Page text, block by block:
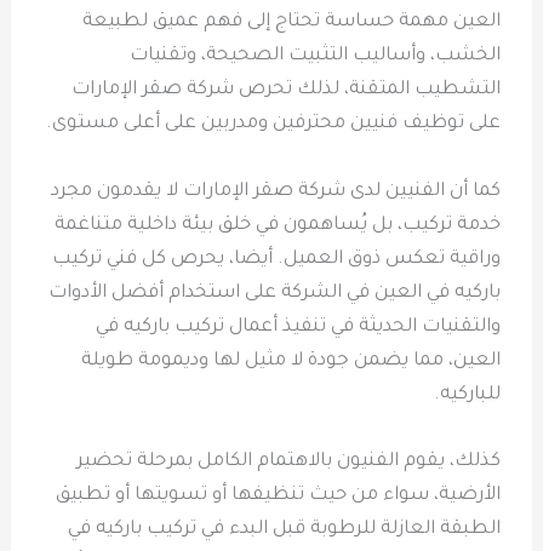
العين مهمة حساسة تحتاج إلى فهم عميق لطبيعة
الخشب، وأساليب التثبيت الصحيحة، وتقنيات
التشطيب المتقنة، لذلك تحرص شركة صقر الإمارات
على توظيف فنيين محترفين ومدربين على أعلى مستوى.
كما أن الفنيين لدى شركة صقر الإمارات لا يقدمون مجرد
خدمة تركيب، بل يُساهمون في خلق بيئة داخلية متناغمة
وراقية تعكس ذوق العميل. أيضا، يحرص كل فني تركيب
باركيه في العين في الشركة على استخدام أفضل الأدوات
والتقنيات الحديثة في تنفيذ أعمال تركيب باركيه في
العين، مما يضمن جودة لا مثيل لها وديمومة طويلة
للباركيه.
كذلك، يقوم الفنيون بالاهتمام الكامل بمرحلة تحضير
الأرضية، سواء من حيث تنظيفها أو تسويتها أو تطبيق
الطبقة العازلة للرطوبة قبل البدء في تركيب باركيه في